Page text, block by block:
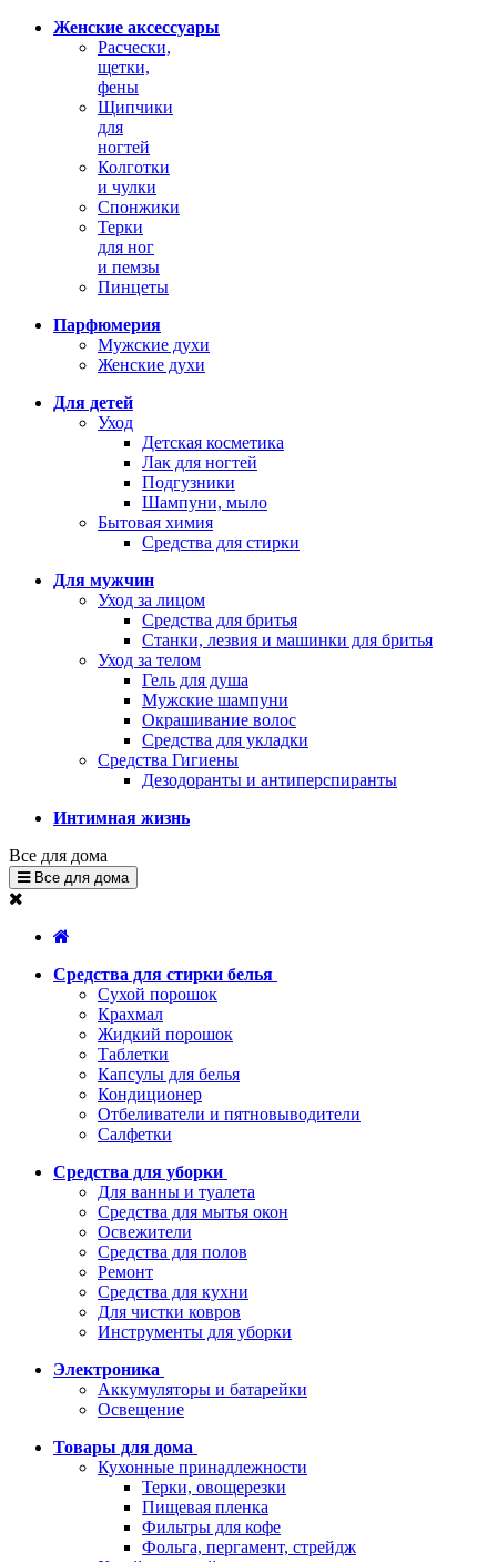
Женские аксессуары
Расчески,
щетки,
фены
Щипчики
для
ногтей
Колготки
и чулки
Спонжики
Терки
для ног
и пемзы
Пинцеты
Парфюмерия
Мужские духи
Женские духи
Для детей
Уход
Детская косметика
Лак для ногтей
Подгузники
Шампуни, мыло
Бытовая химия
Средства для стирки
Для мужчин
Уход за лицом
Средства для бритья
Станки, лезвия и машинки для бритья
Уход за телом
Гель для душа
Мужские шампуни
Окрашивание волос
Средства для укладки
Средства Гигиены
Дезодоранты и антиперспиранты
Интимная жизнь
Все для дома
Все для дома
Средства для стирки белья
Сухой порошок
Крахмал
Жидкий порошок
Таблетки
Капсулы для белья
Кондиционер
Отбеливатели и пятновыводители
Салфетки
Средства для уборки
Для ванны и туалета
Средства для мытья окон
Освежители
Средства для полов
Ремонт
Средства для кухни
Для чистки ковров
Инструменты для уборки
Электроника
Аккумуляторы и батарейки
Освещение
Товары для дома
Кухонные принадлежности
Терки, овощерезки
Пищевая пленка
Фильтры для кофе
Фольга, пергамент, стрейдж